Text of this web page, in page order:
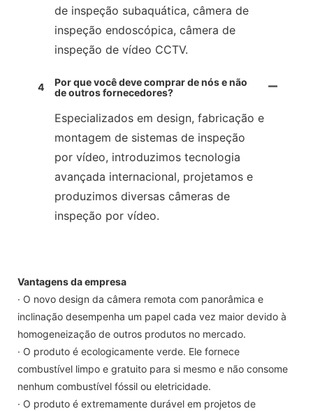
de inspeção subaquática, câmera de
inspeção endoscópica, câmera de
inspeção de vídeo CCTV.
4
Por que você deve comprar de nós e não
de outros fornecedores?
Especializados em design, fabricação e
montagem de sistemas de inspeção
por vídeo, introduzimos tecnologia
avançada internacional, projetamos e
produzimos diversas câmeras de
inspeção por vídeo.
Vantagens da empresa
· O novo design da câmera remota com panorâmica e
inclinação desempenha um papel cada vez maior devido à
homogeneização de outros produtos no mercado.
· O produto é ecologicamente verde. Ele fornece
combustível limpo e gratuito para si mesmo e não consome
nenhum combustível fóssil ou eletricidade.
· O produto é extremamente durável em projetos de